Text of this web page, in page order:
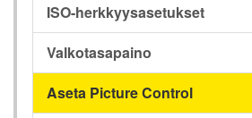
ISO-herkkyysasetukset
Valkotasapaino
Aseta Picture Control